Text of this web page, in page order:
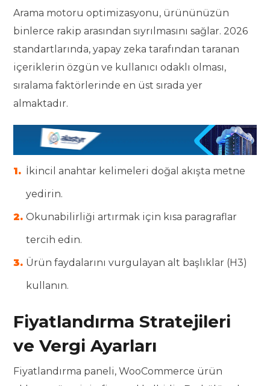
Arama motoru optimizasyonu, ürününüzün
binlerce rakip arasından sıyrılmasını sağlar. 2026
standartlarında, yapay zeka tarafından taranan
içeriklerin özgün ve kullanıcı odaklı olması,
sıralama faktörlerinde en üst sırada yer
almaktadır.
İkincil anahtar kelimeleri doğal akışta metne
yedirin.
Okunabilirliği artırmak için kısa paragraflar
tercih edin.
Ürün faydalarını vurgulayan alt başlıklar (H3)
kullanın.
Fiyatlandırma Stratejileri
ve Vergi Ayarları
Fiyatlandırma paneli, WooCommerce ürün